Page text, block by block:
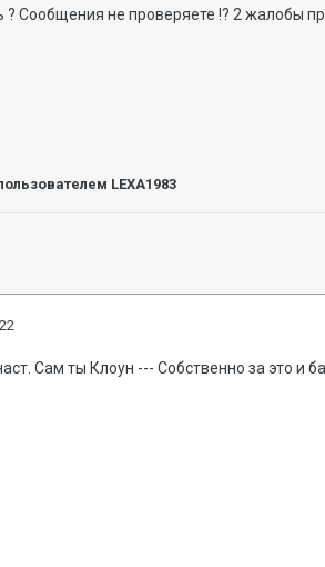
Сообщения не проверяете !? 2 жалобы
LEXA1983
Сам ты Клоун --- Собственно за это и